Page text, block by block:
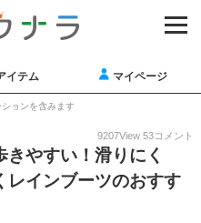
イテム マイページ
ョンを含みます
9207View 53コメント
やすい！滑りにく
レインブーツのおすす